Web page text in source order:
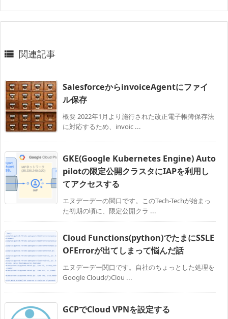
 関連記事
SalesforceからinvoiceAgentにファイ
ル保存
概要 2022年1月より施行された改正電子帳簿保存法
に対応するため、invoic ...
GKE(Google Kubernetes Engine) Auto
pilotの限定公開クラスタにIAPを利用し
てアクセスする
エヌデーデーの関口です。このTech-Techが始まっ
た初期の頃に、限定公開クラ ...
Cloud Functions(python)でたまにSSLE
OFErrorが出てしまって悩んだ話
エヌデーデー関口です。自社のちょっとした処理を
Google CloudのClou ...
GCPでCloud VPNを設定する